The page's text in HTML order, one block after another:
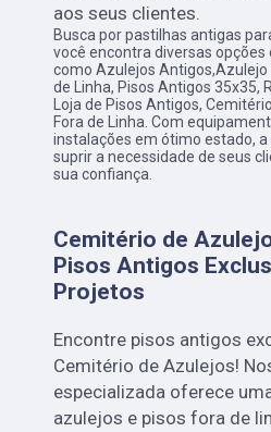
aos seus clientes.
Busca por pastilhas antigas
você encontra diversas
como Azulejos Antigos,Azulejo
de Linha, Pisos Antigos 35x35,
Loja de Pisos Antigos,
Fora de Linha. Com
instalações em ótimo estado,
suprir a necessidade de seus
sua confiança.
Cemitério de
Pisos Antigos
Projetos
Encontre pisos antigos
Cemitério de Azulejos!
especializada oferece
azulejos e pisos fora de